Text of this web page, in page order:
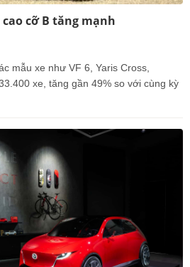
cỡ B tăng mạnh
mẫu xe như VF 6, Yaris Cross,
xe, tăng gần 49% so với cùng kỳ